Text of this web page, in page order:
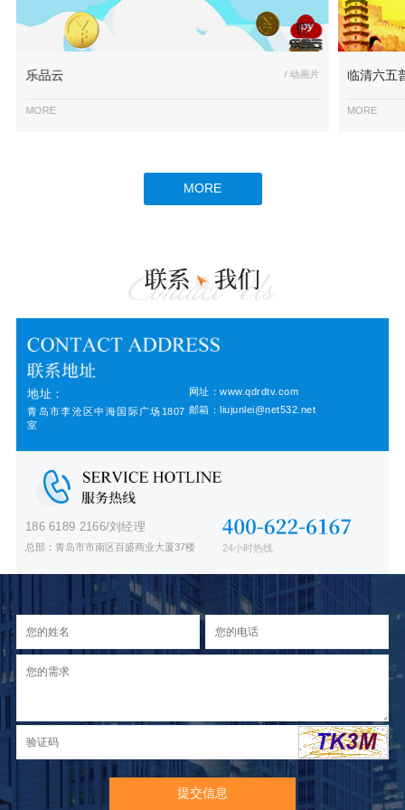
乐品云 / 动画片
MORE
临清六五
MORE
MORE
地址：
青岛市李沧区中海国际广场1807
室
网址：www.qdrdtv.com
邮箱：liujunlei@net532.net
186 6189 2166/刘经理
总部：青岛市市南区百盛商业大厦37楼 24小时热线